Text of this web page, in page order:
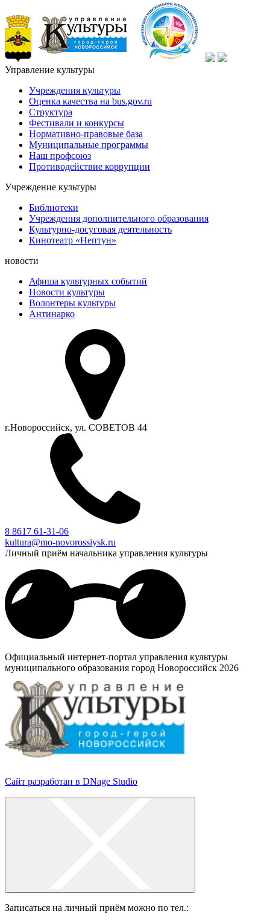
Управление культуры
Учреждения культуры
Оценка качества на bus.gov.ru
Структура
Фестивали и конкурсы
Нормативно-правовые база
Муниципальные программы
Наш профсоюз
Противодействие коррупции
Учреждение культуры
Библиотеки
Учреждения дополнительного образования
Культурно-досуговая деятельность
Кинотеатр «Нептун»
новости
Афиша культурных событий
Новости культуры
Волонтеры культуры
Антинарко
г.Новороссийск, ул. СОВЕТОВ 44
8 8617 61-31-06
kultura@mo-novorossiysk.ru
Личный приём начальника управления культуры
Официальный интернет-портал управления культуры
муниципального образования город Новороссийск 2026
Сайт разработан в DNage Studio
Записаться на личный приём можно по тел.: